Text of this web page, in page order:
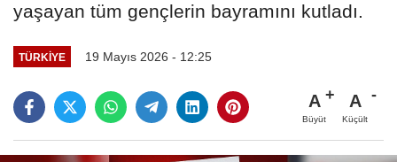
yaşayan tüm gençlerin bayramını kutladı.
TÜRKIYE 19 Mayıs 2026 - 12:25
A
Büyüt
A
Küçült